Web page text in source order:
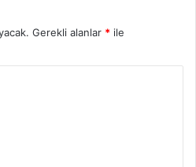
Gerekli alanlar * ile